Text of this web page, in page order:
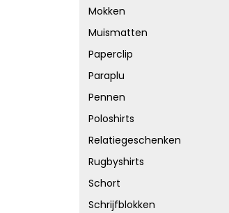
Mokken
Muismatten
Paperclip
Paraplu
Pennen
Poloshirts
Relatiegeschenken
Rugbyshirts
Schort
Schrijfblokken